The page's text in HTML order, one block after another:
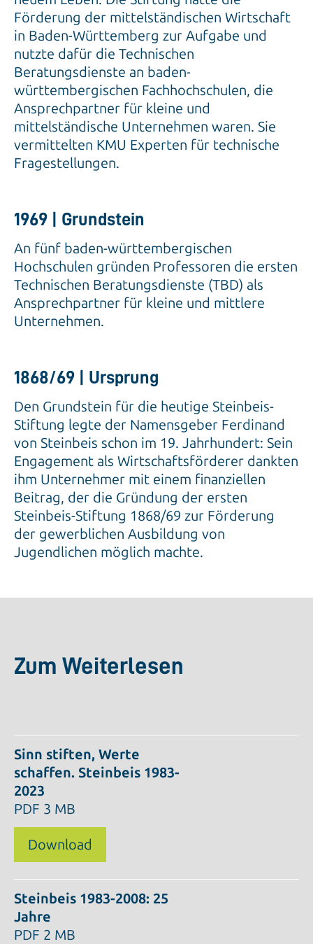
Förderung der mittelständischen Wirtschaft
in Baden-Württemberg zur Aufgabe und
nutzte dafür die Technischen
Beratungsdienste an baden-
württembergischen Fachhochschulen, die
Ansprechpartner für kleine und
mittelständische Unternehmen waren. Sie
vermittelten KMU Experten für technische
Fragestellungen.
1969 | Grundstein
An fünf baden-württembergischen
Hochschulen gründen Professoren die ersten
Technischen Beratungsdienste (TBD) als
Ansprechpartner für kleine und mittlere
Unternehmen.
1868/69 | Ursprung
Den Grundstein für die heutige Steinbeis-
Stiftung legte der Namensgeber Ferdinand
von Steinbeis schon im 19. Jahrhundert: Sein
Engagement als Wirtschaftsförderer dankten
ihm Unternehmer mit einem finanziellen
Beitrag, der die Gründung der ersten
Steinbeis-Stiftung 1868/69 zur Förderung
der gewerblichen Ausbildung von
Jugendlichen möglich machte.
Zum Weiterlesen
Sinn stiften, Werte
schaffen. Steinbeis 1983-
2023
PDF 3 MB
Download
Steinbeis 1983-2008: 25
Jahre
PDF 2 MB